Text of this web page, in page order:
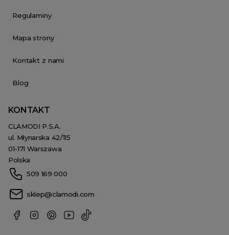
Regulaminy
Mapa strony
Kontakt z nami
Blog
KONTAKT
CLAMODI P.S.A.
ul. Młynarska 42/115
01-171 Warszawa
Polska
509 169 000
sklep@clamodi.com